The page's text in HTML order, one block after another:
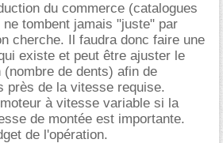
du commerce (catalogues
tombent jamais "juste" par
cherche. Il faudra donc faire une
existe et peut être ajuster le
(nombre de dents) afin de
près de la vitesse requise.
à vitesse variable si la
de montée est importante.
de l'opération.